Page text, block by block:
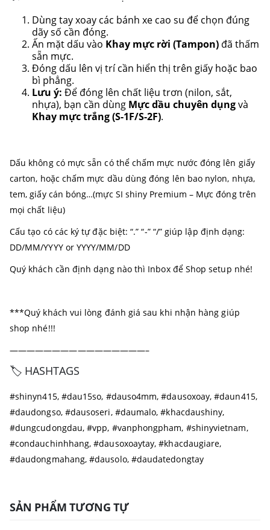
Dùng tay xoay các bánh xe cao su để chọn đúng
dãy số cần đóng.
Ấn mặt dấu vào Khay mực rời (Tampon)đã thấm
sẵn mực.
Đóng dấu lên vị trí cần hiển thị trên giấy hoặc bao
bì phẳng.
Lưu ý: Để đóng lên chất liệu trơn (nilon, sắt,
nhựa), bạn cần dùng Mực dầu chuyên dụngvà
Khay mực trắng (S-1F/S-2F).
Dấu không có mực sẵn có thể chấm mực nước đóng lên giấy
carton, hoặc chấm mực dầu dùng đóng lên bao nylon, nhựa,
tem, giấy cán bóng…(mực SI shiny Premium – Mực đóng trên
mọi chất liệu)
Cấu tạo có các ký tự đặc biệt: “.” “-” “/” giúp lập định dạng:
DD/MM/YYYY or YYYY/MM/DD
Quý khách cần định dạng nào thì Inbox để Shop setup nhé!
***Quý khách vui lòng đánh giá sau khi nhận hàng giúp
shop nhé!!!
————————————————–
🏷️ HASHTAGS
#shinyn415, #dau15so, #dauso4mm, #dausoxoay, #daun415,
#daudongso, #dausoseri, #daumalo, #khacdaushiny,
#dungcudongdau, #vpp, #vanphongpham, #shinyvietnam,
#condauchinhhang, #dausoxoaytay, #khacdaugiare,
#daudongmahang, #dausolo, #daudatedongtay
SẢN PHẨM TƯƠNG TỰ